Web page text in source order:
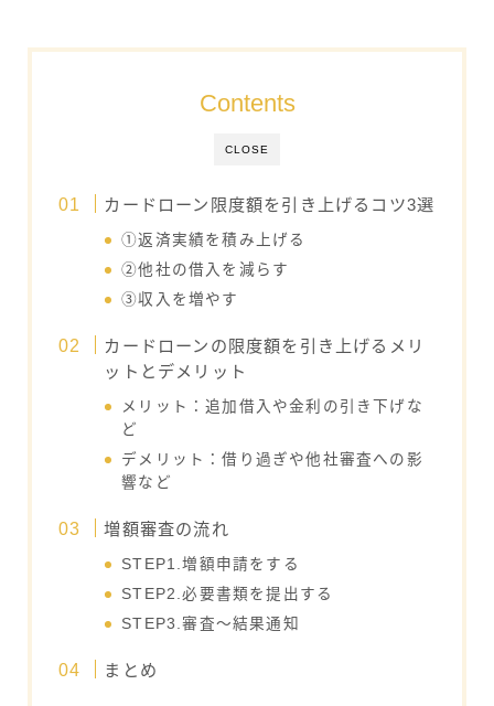
CLOSE
Contents
カードローン限度額を引き上げるコツ3選
①返済実績を積み上げる
②他社の借入を減らす
③収入を増やす
カードローンの限度額を引き上げるメリ
ットとデメリット
メリット：追加借入や金利の引き下げな
ど
デメリット：借り過ぎや他社審査への影
響など
増額審査の流れ
STEP1.増額申請をする
STEP2.必要書類を提出する
STEP3.審査～結果通知
まとめ